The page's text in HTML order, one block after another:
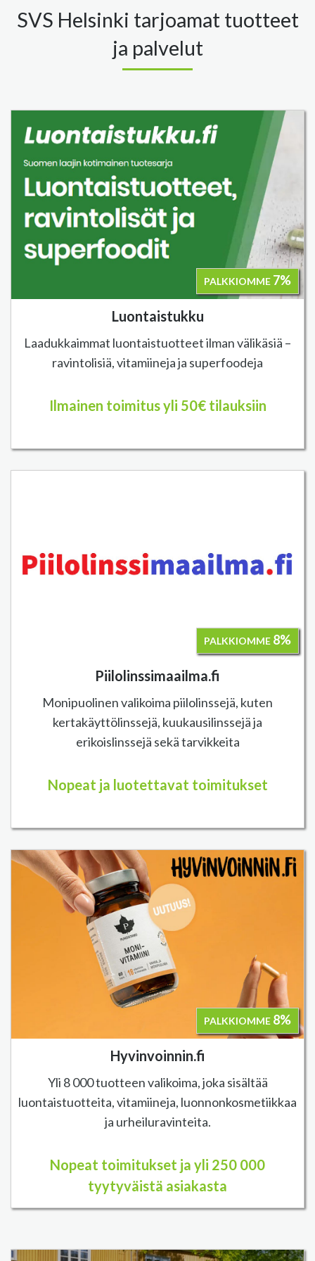
SVS Helsinki tarjoamat tuotteet
ja palvelut
PALKKIOMME 7%
Luontaistukku
Laadukkaimmat luontaistuotteet ilman välikäsiä –
ravintolisiä, vitamiineja ja superfoodeja
Ilmainen toimitus yli 50€ tilauksiin
PALKKIOMME 8%
Piilolinssimaailma.fi
Monipuolinen valikoima piilolinssejä, kuten
kertakäyttölinssejä, kuukausilinssejä ja
erikoislinssejä sekä tarvikkeita
Nopeat ja luotettavat toimitukset
PALKKIOMME 8%
Hyvinvoinnin.fi
Yli 8 000 tuotteen valikoima, joka sisältää
luontaistuotteita, vitamiineja, luonnonkosmetiikkaa
ja urheiluravinteita.
Nopeat toimitukset ja yli 250 000
tyytyväistä asiakasta